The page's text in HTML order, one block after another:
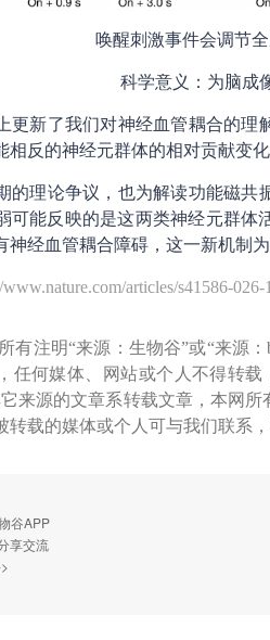
唤醒刺激事件会调节
科学意义：为脑成
更新了我们对神经血管耦合的
相反的神经元群体的相对贡献变化
的理论争议，也为解读功能磁
能反映的是这两类神经元群体
神经血管耦合障碍，这一新机制
articles/s41586-026-
有注明“来源：生物谷”或“来源
任何媒体、网站或个人不得转
来源的文章系转载文章，本网
转载的媒体或个人可与我们联系
谷APP
享交流